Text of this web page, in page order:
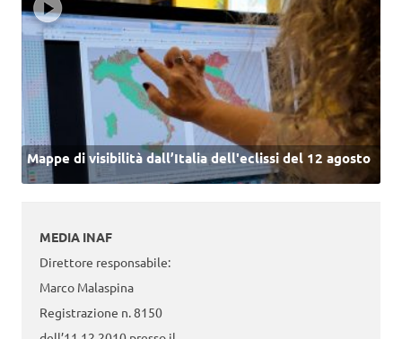
Mappe di visibilità dall’Italia dell'eclissi del 12 agosto
MEDIA INAF
Direttore responsabile:
Marco Malaspina
Registrazione n. 8150